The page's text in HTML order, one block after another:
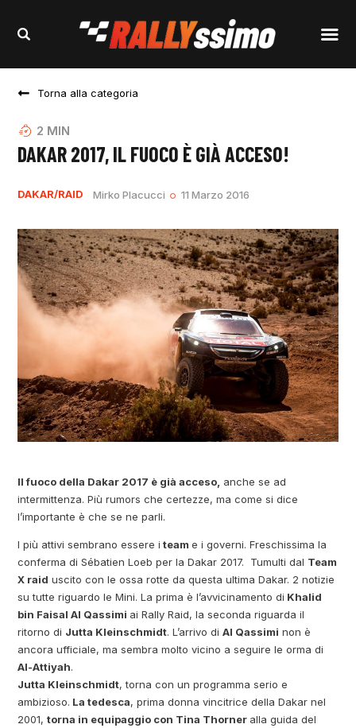
Torna alla categoria
2 MIN
DAKAR 2017, IL FUOCO È GIÀ ACCESO!
DAKAR/RAID Mirko Placucci 11 Marzo 2016
Il fuoco della Dakar 2017 è già acceso, anche se ad
intermittenza. Più rumors che certezze, ma come si dice
l’importante è che se ne parli.
I più attivi sembrano essere i teame i governi. Freschissima la
conferma di Sébatien Loeb per la Dakar 2017. Tumulti dal Team
X raid uscito con le ossa rotte da questa ultima Dakar. 2 notizie
su tutte riguardo le Mini. La prima è l’avvicinamento di Khalid
bin Faisal Al Qassimi ai Rally Raid, la seconda riguarda il
ritorno di Jutta Kleinschmidt. L’arrivo diAl Qassimi non è
ancora ufficiale, ma sembra molto vicino a seguire le orma di
Al-Attiyah.
Jutta Kleinschmidt, torna con un programma serio e
ambizioso. La tedesca, prima donna vincitrice della Dakar nel
2001,torna in equipaggio con Tina Thorner alla guida del